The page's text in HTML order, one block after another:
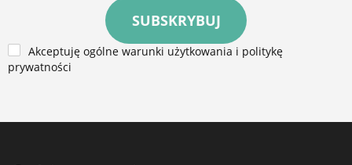
SUBSKRYBUJ
Akceptuję ogólne warunki użytkowania i politykę
prywatności